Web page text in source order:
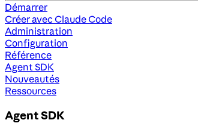
Démarrer
Créer avec Claude Code
Administration
Configuration
Référence
Agent SDK
Nouveautés
Ressources
Agent SDK